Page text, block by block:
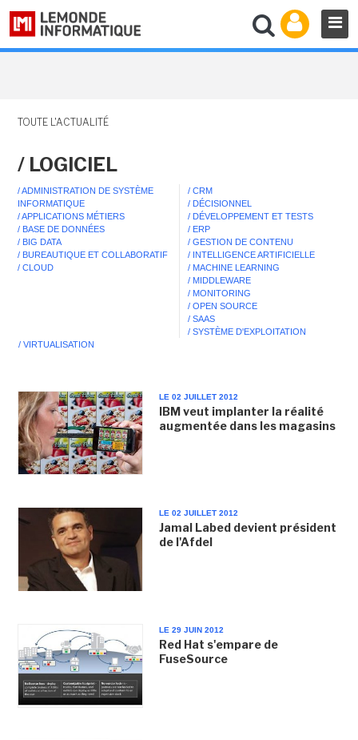
TOUTE L'ACTUALITÉ
/ LOGICIEL
/ ADMINISTRATION DE SYSTÈME
INFORMATIQUE
/ APPLICATIONS MÉTIERS
/ BASE DE DONNÉES
/ BIG DATA
/ BUREAUTIQUE ET COLLABORATIF
/ CLOUD
/ CRM
/ DÉCISIONNEL
/ DÉVELOPPEMENT ET TESTS
/ ERP
/ GESTION DE CONTENU
/ INTELLIGENCE ARTIFICIELLE
/ MACHINE LEARNING
/ MIDDLEWARE
/ MONITORING
/ OPEN SOURCE
/ SAAS
/ SYSTÈME D'EXPLOITATION
/ VIRTUALISATION
LE 02 JUILLET 2012
IBM veut implanter la réalité
augmentée dans les magasins
LE 02 JUILLET 2012
Jamal Labed devient président
de l'Afdel
LE 29 JUIN 2012
Red Hat s'empare de
FuseSource